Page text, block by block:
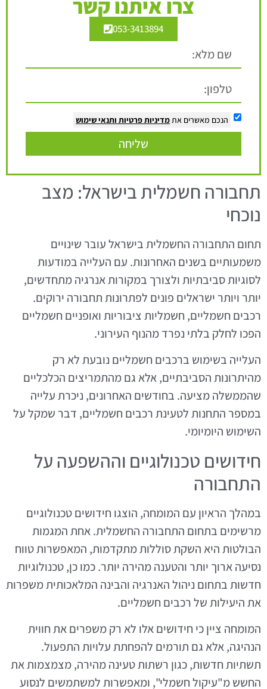
צרו איתנו קשר
053-3413894
הנכם מאשרים את מדיניות פרטיות ותנאי שימוש
שליחה
תחבורה חשמלית בישראל: מצב
נוכחי
תחום התחבורה החשמלית בישראל עובר שינויים
משמעותיים בשנים האחרונות. עם העלייה במודעות
לסוגיות סביבתיות ולצורך במקורות אנרגיה מתחדשים,
יותר ויותר ישראלים פונים לפתרונות תחבורה ירוקים.
רכבים חשמליים, חשמליות ציבוריות ואופניים חשמליים
הפכו לחלק בלתי נפרד מהנוף העירוני.
העלייה בשימוש ברכבים חשמליים נובעת לא רק
מהיתרונות הסביבתיים, אלא גם מהתמריצים הכלכליים
שהממשלה מציעה. בחודשים האחרונים, ניכרת עלייה
במספר התחנות לטעינת רכבים חשמליים, דבר שמקל על
השימוש היומיומי.
חידושים טכנולוגיים וההשפעה על
התחבורה
במהלך הראיון עם המומחה, הוצגו חידושים טכנולוגיים
מרשימים בתחום התחבורה החשמלית. אחת המגמות
הבולטות היא השקת סוללות מתקדמות, המאפשרות טווח
נסיעה ארוך יותר והטענה מהירה יותר. כמו כן, טכנולוגיות
חדשות בתחום ניהול האנרגיה והבינה המלאכותית משפרות
את היעילות של רכבים חשמליים.
המומחה ציין כי חידושים אלו לא רק משפרים את חווית
הנהיגה, אלא גם תורמים להפחתת עלויות התפעול.
תשתיות חדשות, כגון רשתות טעינה מהירה, מצמצמות את
החשש מ"עיקול חשמלי", ומאפשרות למשתמשים לנסוע